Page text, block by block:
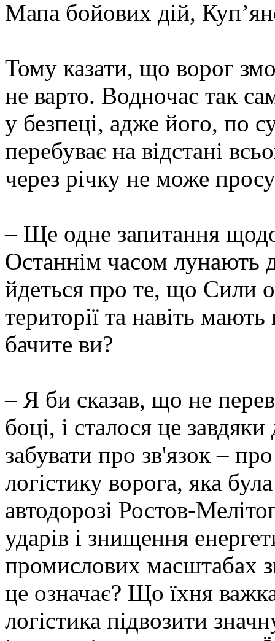
Мапа бойових дій,
Тому казати, що ворог
не варто. Водночас так
у безпеці, адже його, по
перебуває на відстані
через річку не може
– Ще одне запитання
Останнім часом лунають
йдеться про те, що Сили
території та навіть
бачите ви?
– Я би сказав, що не
боці, і сталося це
забувати про зв'язок –
логістику ворога, яка
автодорозі Ростов-
ударів і знищення
промислових масштабах
це означає? Що їхня
логістика підвозити